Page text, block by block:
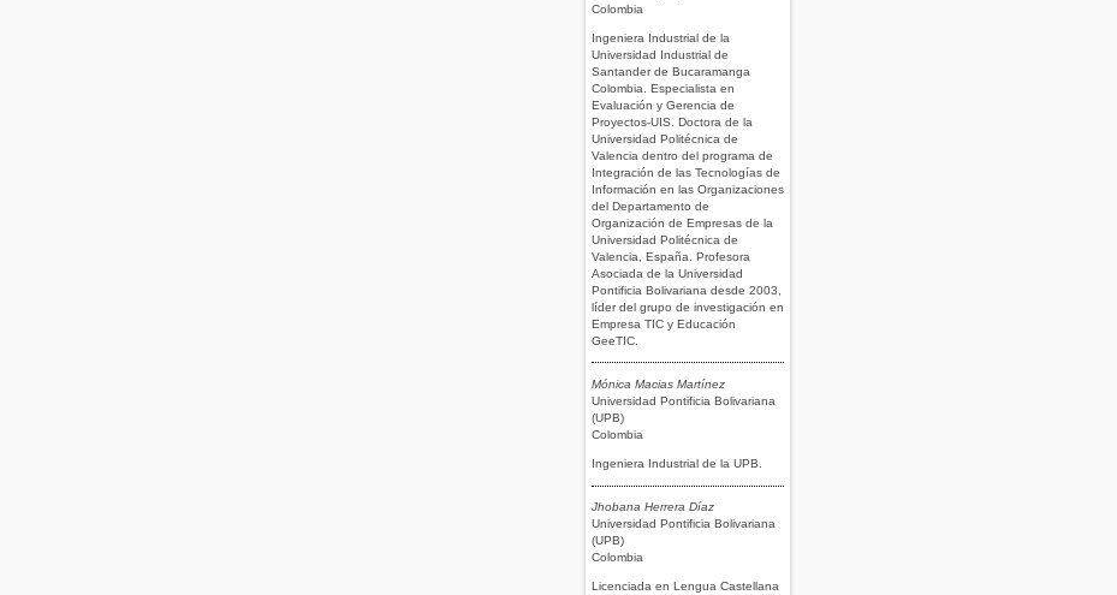
Colombia
Ingeniera Industrial de la
Universidad Industrial de
Santander de Bucaramanga
Colombia. Especialista en
Evaluación y Gerencia de
Proyectos-UIS. Doctora de la
Universidad Politécnica de
Valencia dentro del programa de
Integración de las Tecnologías de
Información en las Organizaciones
del Departamento de
Organización de Empresas de la
Universidad Politécnica de
Valencia, España. Profesora
Asociada de la Universidad
Pontificia Bolivariana desde 2003,
líder del grupo de investigación en
Empresa TIC y Educación
GeeTIC.
Mónica Macias Martínez
Universidad Pontificia Bolivariana
(UPB)
Colombia
Ingeniera Industrial de la UPB.
Jhobana Herrera Díaz
Universidad Pontificia Bolivariana
(UPB)
Colombia
Licenciada en Lengua Castellana